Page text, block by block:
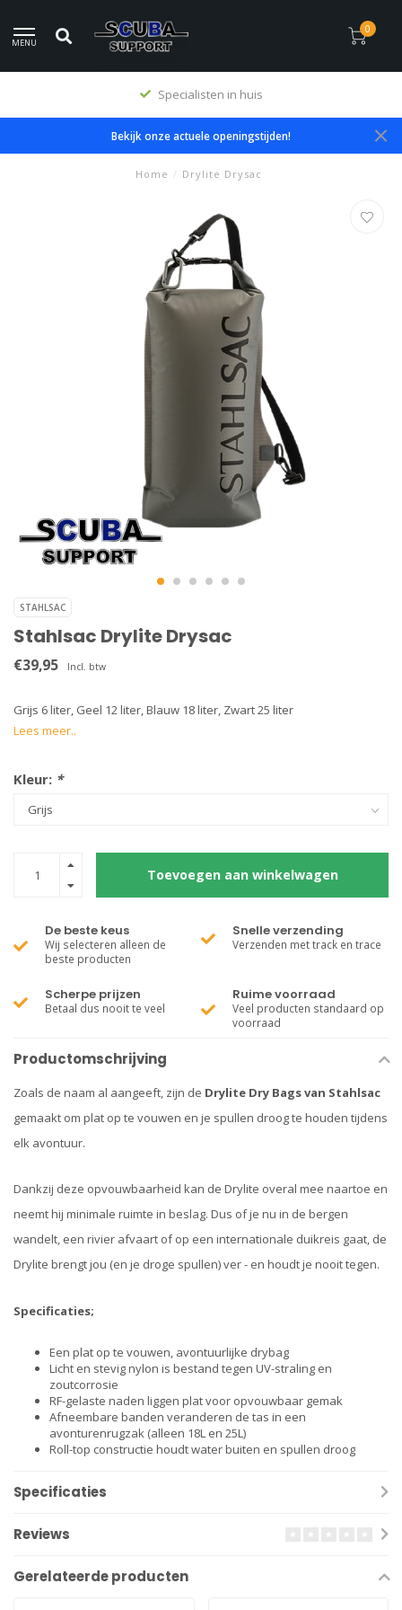
MENU
0
Specialisten in huis
Bekijk onze actuele openingstijden!
Home / Drylite Drysac
STAHLSAC
Stahlsac Drylite Drysac
€39,95 Incl. btw
Grijs 6 liter, Geel 12 liter, Blauw 18 liter, Zwart 25 liter
Lees meer..
Kleur: *
Toevoegen aan winkelwagen
De beste keus
Wij selecteren alleen de
beste producten
Snelle verzending
Verzenden met track en trace
Scherpe prijzen
Betaal dus nooit te veel
Ruime voorraad
Veel producten standaard op
voorraad
Productomschrijving
Zoals de naam al aangeeft, zijn de Drylite Dry Bags van Stahlsac
gemaakt om plat op te vouwen en je spullen droog te houden tijdens
elk avontuur.
Dankzij deze opvouwbaarheid kan de Drylite overal mee naartoe en
neemt hij minimale ruimte in beslag. Dus of je nu in de bergen
wandelt, een rivier afvaart of op een internationale duikreis gaat, de
Drylite brengt jou (en je droge spullen) ver - en houdt je nooit tegen.
Specificaties;
Een plat op te vouwen, avontuurlijke drybag
Licht en stevig nylon is bestand tegen UV-straling en
zoutcorrosie
RF-gelaste naden liggen plat voor opvouwbaar gemak
Afneembare banden veranderen de tas in een
avonturenrugzak (alleen 18L en 25L)
Roll-top constructie houdt water buiten en spullen droog
Specificaties
Reviews
Gerelateerde producten